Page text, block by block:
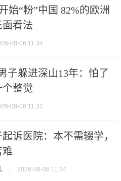
始“粉”中国 82%的欧洲
看法
08-06 11:34
子躲进深山13年：怕了
个整觉
08-06 11:32
诉医院：本不需辍学，
难
2026-08-06 11:34